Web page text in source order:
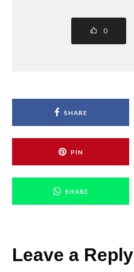
0
SHARE
PIN
SHARE
Leave a Reply